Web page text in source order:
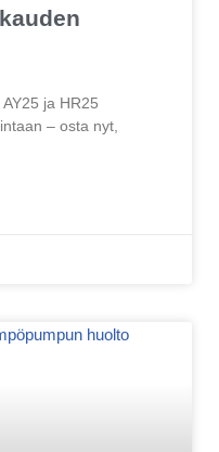
ja HR25
– osta nyt,